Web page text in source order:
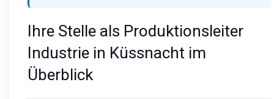
Ihre Stelle als Produktionsleiter
Industrie in Küssnacht im
Überblick